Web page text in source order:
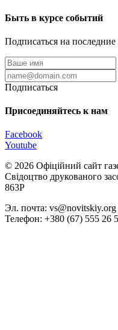
Быть в курсе событий
Подписаться на последние
Подписаться
Присоединяйтесь к нам
Facebook
Youtube
© 2026 Офіційний сайт
Свідоцтво друкованого
863Р
Эл. почта: vs@novitskiy.org
Телефон: +380 (67) 555 26